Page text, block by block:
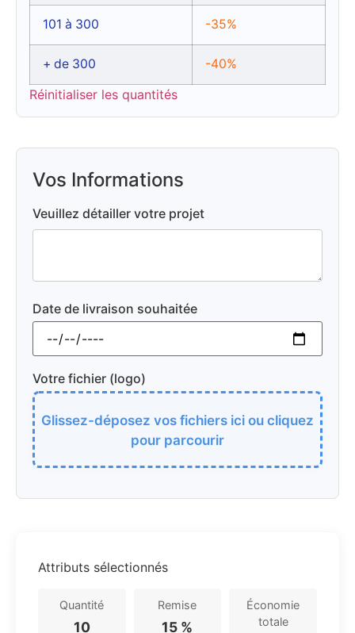
101 à 300 -35%
+ de 300 -40%
Réinitialiser les quantités
Vos Informations
Veuillez détailler votre projet
Date de livraison souhaitée
Votre fichier (logo)
Glissez-déposez vos fichiers ici ou cliquez
pour parcourir
Attributs sélectionnés
Quantité
10
Remise
15 %
Économie
totale